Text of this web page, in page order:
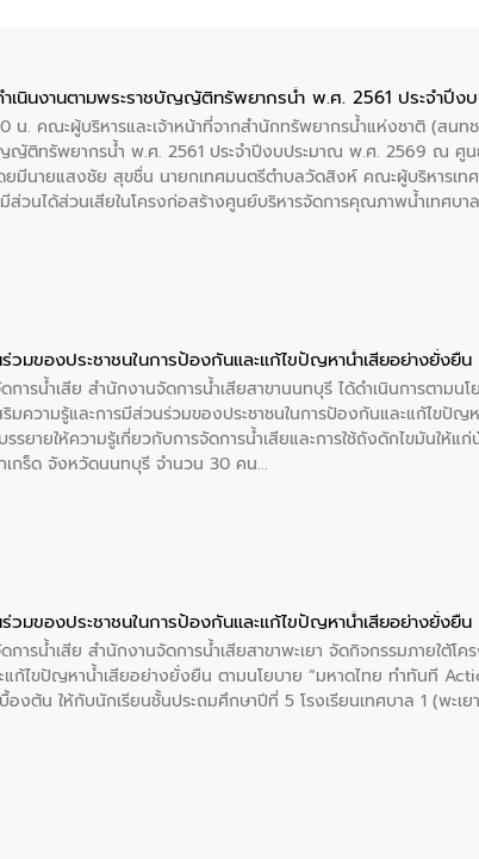
ำเนินงานตามพระราชบัญญัติทรัพยากรน้ำ พ.ศ. 2561 ประจำปี
. คณะผู้บริหารและเจ้าหน้าที่จากสำนักทรัพยากรน้ำแห่งชาติ (สนทช
ญญัติทรัพยากรน้ำ พ.ศ. 2561 ประจำปีงบประมาณ พ.ศ. 2569 ณ ศู
มีนายแสงชัย สุขชื่น นายกเทศมนตรีตำบลวัดสิงห์ คณะผู้บริหารเท
ส่วนได้ส่วนเสียในโครงก่อสร้างศูนย์บริหารจัดการคุณภาพน้ำเทศบ
วมของประชาชนในการป้องกันและแก้ไขปัญหาน้ำเสียอย่างยั่งยืน
รน้ำเสีย สำนักงานจัดการน้ำเสียสาขานนทบุรี ได้ดำเนินการตามน
มความรู้และการมีส่วนร่วมของประชาชนในการป้องกันและแก้ไขปัญ
รยายให้ความรู้เกี่ยวกับการจัดการน้ำเสียและการใช้ถังดักไขมันให้แ
เกร็ด จังหวัดนนทบุรี จำนวน 30 คน
วมของประชาชนในการป้องกันและแก้ไขปัญหาน้ำเสียอย่างยั่งยืน
น้ำเสีย สำนักงานจัดการน้ำเสียสาขาพะเยา จัดกิจกรรมภายใต้โค
ก้ไขปัญหาน้ำเสียอย่างยั่งยืน ตามนโยบาย “มหาดไทย ทำทันที
องต้น ให้กับนักเรียนชั้นประถมศึกษาปีที่ 5 โรงเรียนเทศบาล 1 (พะเ